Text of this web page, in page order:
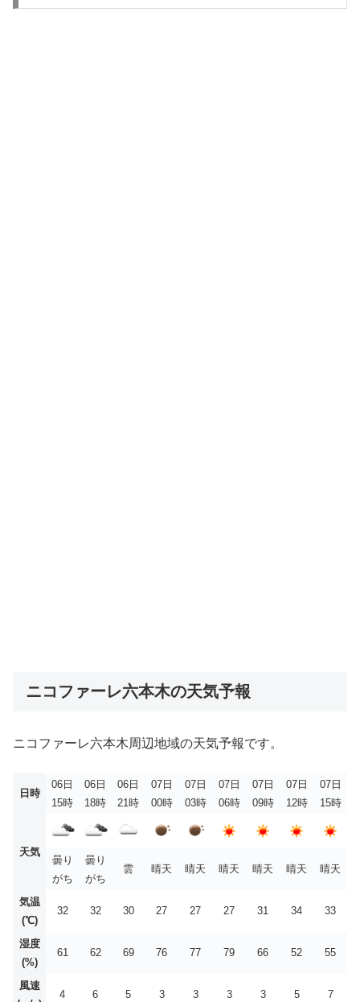
ニコファーレ六本木の天気予報
ニコファーレ六本木周辺地域の天気予報です。
日時
06日
15時
06日
18時
06日
21時
07日
00時
07日
03時
07日
06時
07日
09時
07日
12時
07日
15時
天気
曇り
がち
曇り
がち
雲 晴天 晴天 晴天 晴天 晴天 晴天
気温
(℃)
32 32 30 27 27 27 31 34 33
湿度
(%)
61 62 69 76 77 79 66 52 55
風速
4 6 5 3 3 3 3 5 7